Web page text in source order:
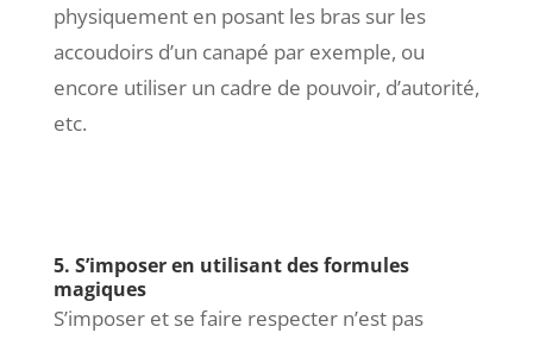
physiquement en posant les bras sur les
accoudoirs d’un canapé par exemple, ou
encore utiliser un cadre de pouvoir, d’autorité,
etc.
5. S’imposer en utilisant des formules
magiques
S’imposer et se faire respecter n’est pas